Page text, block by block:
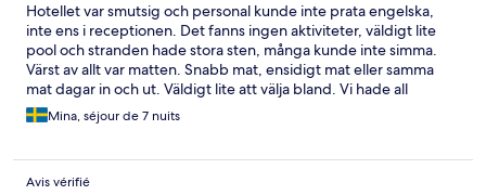
Hotellet var smutsig och personal kunde inte prata engelska,
inte ens i receptionen. Det fanns ingen aktiviteter, väldigt lite
pool och stranden hade stora sten, många kunde inte simma.
Värst av allt var matten. Snabb mat, ensidigt mat eller samma
mat dagar in och ut. Väldigt lite att välja bland. Vi hade all
inklusive men åt och drack ute under hela vistelsen.
Rekommenderar inte alls. Med pengarna kan man hitta mycket
Mina, séjour de 7 nuits
Avis vérifié